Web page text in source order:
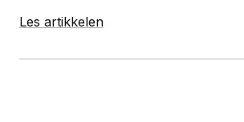
Les artikkelen